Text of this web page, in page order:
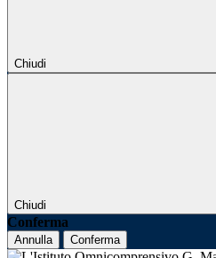
Chiudi
Chiudi
Conferma
Annulla Conferma